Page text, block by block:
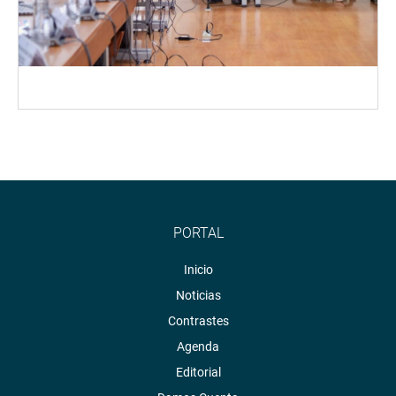
PORTAL
Inicio
Noticias
Contrastes
Agenda
Editorial